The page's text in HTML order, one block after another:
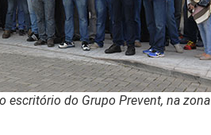
escritório do Grupo Prevent, na zona